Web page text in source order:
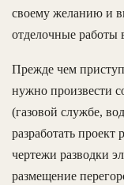
своему желанию и
отделочные работы
Прежде чем
нужно произвести
(газовой службе,
разработать проект
чертежи разводки
размещение